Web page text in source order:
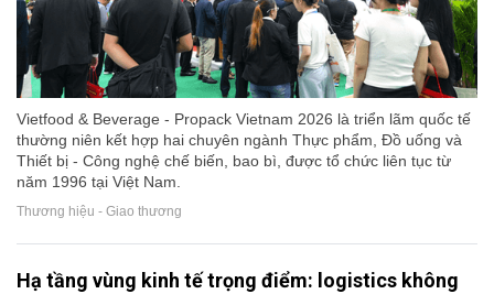
Vietfood & Beverage - Propack Vietnam 2026 là triển lãm quốc tế
thường niên kết hợp hai chuyên ngành Thực phẩm, Đồ uống và
Thiết bị - Công nghệ chế biến, bao bì, được tổ chức liên tục từ
năm 1996 tại Việt Nam.
Thương hiệu - Giao thương
Hạ tầng vùng kinh tế trọng điểm: logistics không